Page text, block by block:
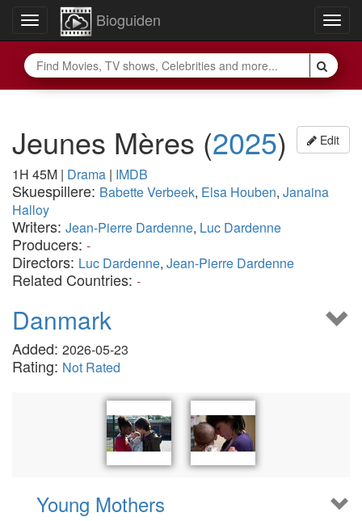
Toggle
navigation
Bioguiden
Edit
Jeunes Mères (2025)
1H 45M | Drama | IMDB
Skuespillere: Babette Verbeek, Elsa Houben, Janaina
Halloy
Writers: Jean-Pierre Dardenne, Luc Dardenne
Producers: -
Directors: Luc Dardenne, Jean-Pierre Dardenne
Related Countries: -
Danmark
Added: 2026-05-23
Rating: Not Rated
Young Mothers